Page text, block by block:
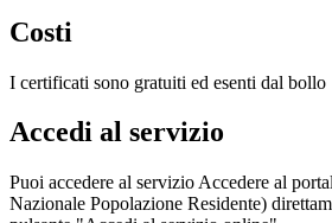
Costi
I certificati sono gratuiti ed esenti dal bollo
Accedi al servizio
Puoi accedere al servizio Accedere al
Nazionale Popolazione Residente)